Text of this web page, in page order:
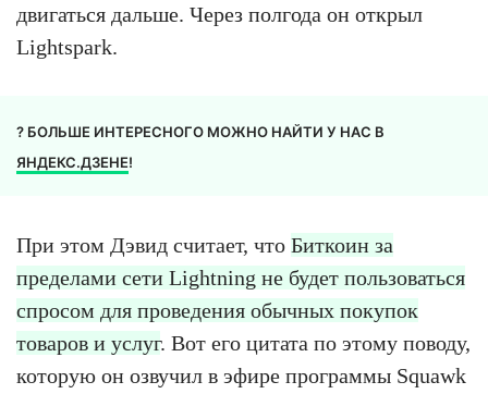
двигаться дальше. Через полгода он открыл
Lightspark.
? БОЛЬШЕ ИНТЕРЕСНОГО МОЖНО НАЙТИ У НАС В
ЯНДЕКС.ДЗЕНЕ!
При этом Дэвид считает, что Биткоин за
пределами сети Lightning не будет пользоваться
спросом для проведения обычных покупок
товаров и услуг. Вот его цитата по этому поводу,
которую он озвучил в эфире программы Squawk